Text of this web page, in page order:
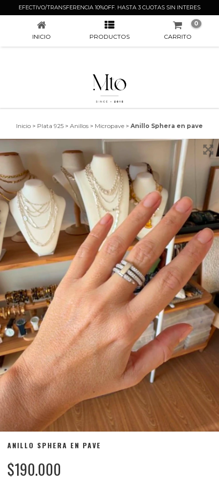
EFECTIVO/TRANSFERENCIA 10%OFF. HASTA 3 CUOTAS SIN INTERES
ANILLO SPHERA EN PAVE
INICIO PRODUCTOS CARRITO
0
Inicio > Plata 925 > Anillos > Micropave > Anillo Sphera en pave
ANILLO SPHERA EN PAVE
$190.000